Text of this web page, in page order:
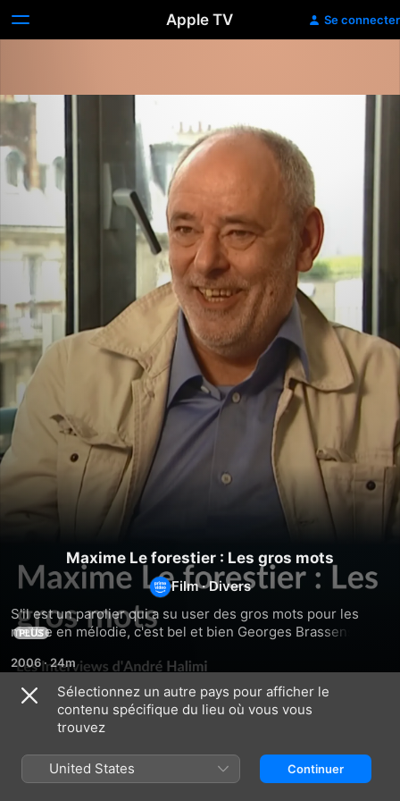
Apple TV Se connecter
Maxime Le forestier : Les gros mots
Film ·Divers
S'il est un parolier qui a su user des gros mots pour les
mettre en mélodie, c'est bel et bien Georges Brassens.
aux mots vulgaires, à tous ces termes qui choquent et
s'entrechoquent au sein des paroles mises en musique.
C'est tout l'art d'être vulgaire et élégant à la fois.
PLUS
2006 ·24m
Similaires
Brassens
Sébastien
à
Sélectionnez un autre pays pour afficher le
contenu spécifique du lieu où vous vous
trouvez
United States Continuer